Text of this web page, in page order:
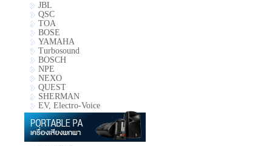
JBL
QSC
TOA
BOSE
YAMAHA
Turbosound
BOSCH
NPE
NEXO
QUEST
SHERMAN
EV, Electro-Voice